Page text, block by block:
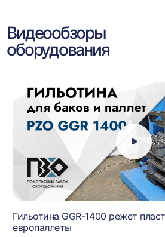
Видеообзоры
оборудования
Гильотина GGR-1400 режет
европаллеты